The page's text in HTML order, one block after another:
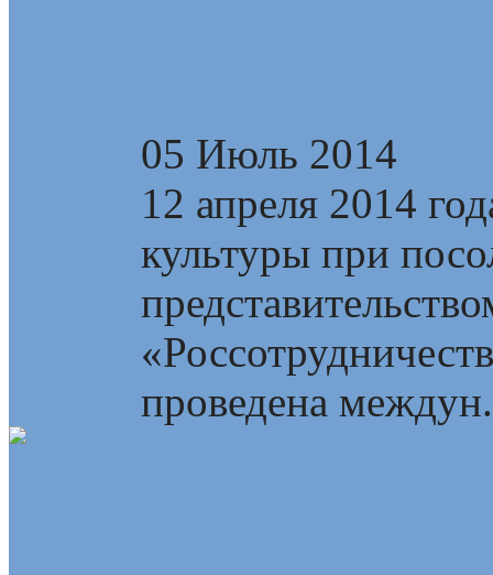
05 Июль 2014
12 апреля 2014
культуры при
проведена